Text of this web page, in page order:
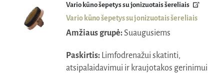
66,95€.
60,25€.
Vario kūno šepetys su jonizuotais šereliais
Vario kūno šepetys su jonizuotais šereliais
Amžiaus grupė:Suaugusiems
Paskirtis:Limfodrenažui skatinti,
atsipalaidavimui ir kraujotakos gerinimui